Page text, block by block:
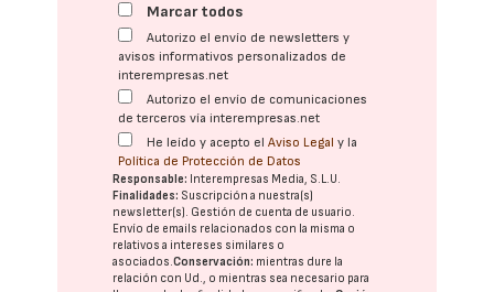
Marcar todos
Autorizo el envío de newsletters y
avisos informativos personalizados de
interempresas.net
Autorizo el envío de comunicaciones
de terceros vía interempresas.net
He leído y acepto elAviso Legal y la
Política de Protección de Datos
Responsable: Interempresas Media, S.L.U.
Finalidades: Suscripción a nuestra(s)
newsletter(s). Gestión de cuenta de usuario.
Envío de emails relacionados con la misma o
relativos a intereses similares o
asociados.Conservación: mientras dure la
relación con Ud., o mientras sea necesario para